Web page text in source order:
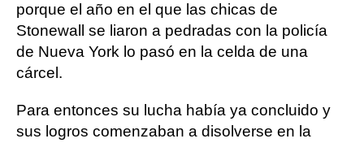
porque el año en el que las chicas de
Stonewall se liaron a pedradas con la policía
de Nueva York lo pasó en la celda de una
cárcel.
Para entonces su lucha había ya concluido y
sus logros comenzaban a disolverse en la